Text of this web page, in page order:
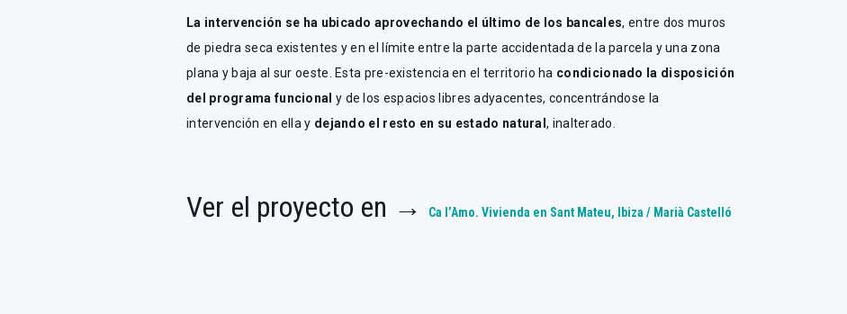
La intervención se ha ubicado aprovechando el último de los bancales, entre dos muros
de piedra seca existentes y en el límite entre la parte accidentada de la parcela y una zona
plana y baja al sur oeste. Esta pre-existencia en el territorio ha condicionado la disposición
del programa funcional y de los espacios libres adyacentes, concentrándose la
intervención en ella y dejando el resto en su estado natural, inalterado.
Ver el proyecto en → Ca l’Amo. Vivienda en Sant Mateu, Ibiza / Marià Castelló